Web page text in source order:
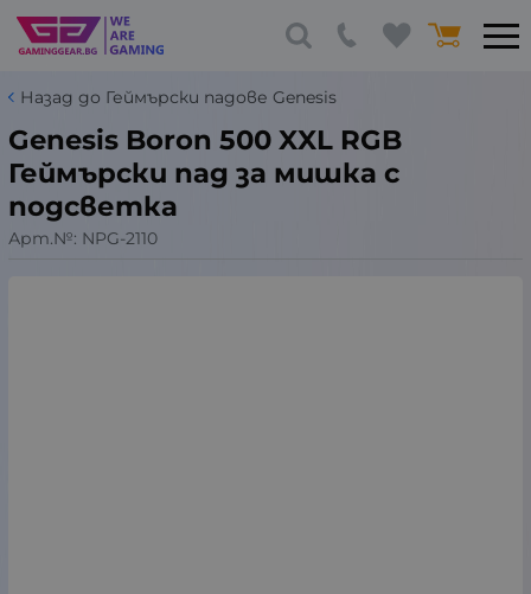
Назад до Геймърски падове Genesis
Genesis Boron 500 XXL RGB
Геймърски пад за мишка с
подсветка
Арт.№: NPG-2110